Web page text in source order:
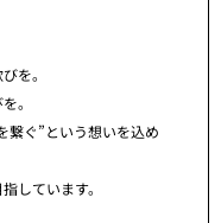
を。
。
繋ぐ”という想いを込め
しています。